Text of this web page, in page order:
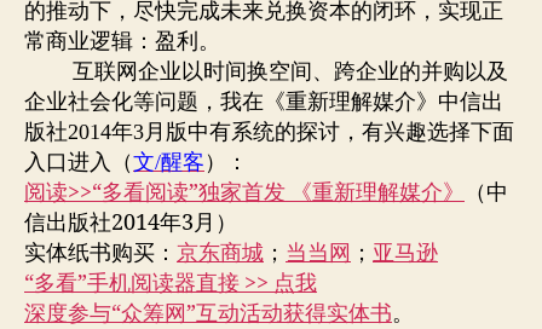
的推动下，尽快完成未来兑换资本的闭环，实现正
常商业逻辑：盈利。
互联网企业以时间换空间、跨企业的并购以及
企业社会化等问题，我在《重新理解媒介》中信出
版社2014年3月版中有系统的探讨，有兴趣选择下面
入口进入
（文/醒客 ）：
阅读>>“多看阅读”独家首发 《重新理解媒介》
（中
信出版社2014年3月）
实体纸书购买： 京东商城 ； 当当网 ； 亚马逊
“多看”手机阅读器直接 >> 点我
深度参与“众筹网”互动活动获得实体书。